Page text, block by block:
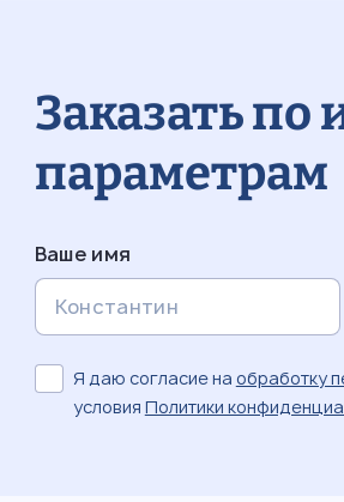
Заказать
параметрам
Ваше имя
Я даю согласие на обработку
условия Политики